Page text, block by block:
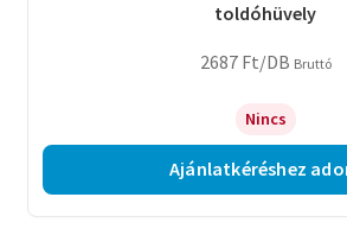
toldóhüvely
2687 Ft/DB Bruttó
Nincs
Ajánlatkéréshez